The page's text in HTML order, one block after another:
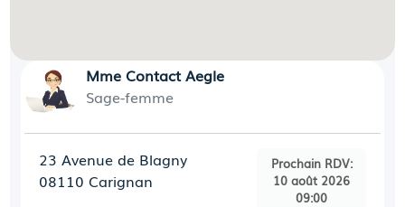
Mme Contact Aegle
Sage-femme
23 Avenue de Blagny
08110 Carignan
Prochain RDV:
10 août 2026
09:00